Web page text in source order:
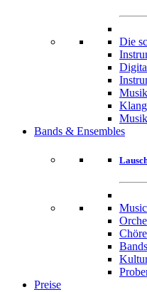
Die
Bands & Ensembles
Preise